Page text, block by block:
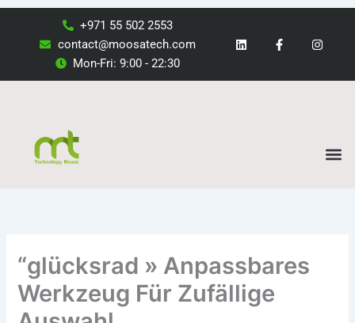
Skip
content
+971 55 502 2553
contact@moosatech.com
Mon-Fri: 9:00 - 22:30
i
e
a
b
n
a
“glücksrad » Anpassbares
Werkzeug Für Zufällige